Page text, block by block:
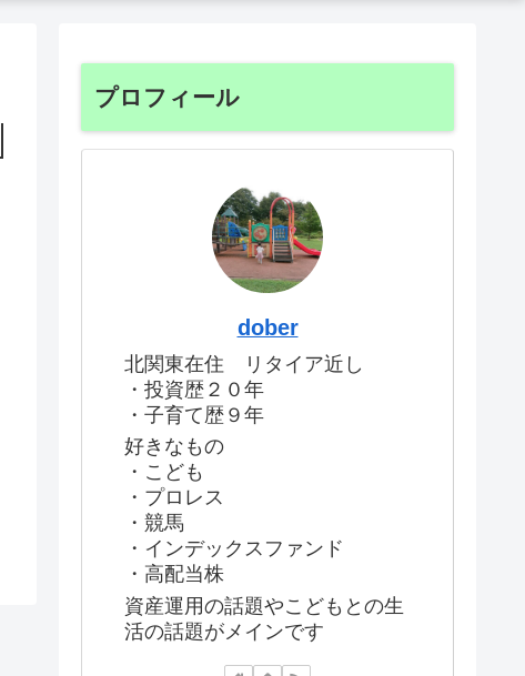
プロフィール
dober
北関東在住 リタイア近し
・投資歴２０年
・子育て歴９年
好きなもの
・こども
・プロレス
・競馬
・インデックスファンド
・高配当株
資産運用の話題やこどもとの生
活の話題がメインです